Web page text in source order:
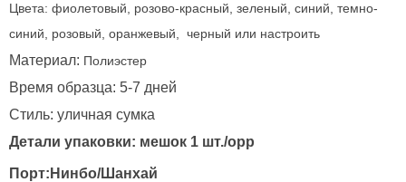
Цвета: фиолетовый, розово-красный, зеленый, синий, темно-
синий, розовый, оранжевый, черный или настроить
Материал: Полиэстер
Время образца: 5-7 дней
Стиль: уличная сумка
Детали упаковки: мешок 1 шт./opp
Порт:Нинбо/Шанхай